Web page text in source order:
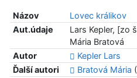
Názov
Lovec králikov
Aut.údaje
Lars Kepler, [zo
Mária Bratová
Autor
Kepler Lars
Ďalší autori
Bratová Mária